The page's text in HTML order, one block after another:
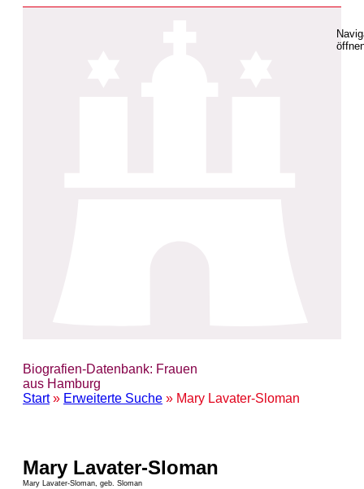
Biografien-Datenbank: Frauen
aus Hamburg
Start» Erweiterte Suche » Mary Lavater-Sloman
Mary Lavater-Sloman
Mary Lavater-Sloman, geb. Sloman